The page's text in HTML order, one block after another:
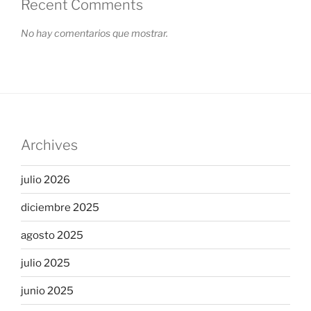
Recent Comments
No hay comentarios que mostrar.
Archives
julio 2026
diciembre 2025
agosto 2025
julio 2025
junio 2025